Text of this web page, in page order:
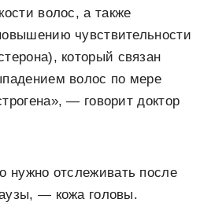
волос, а также
чувствительности
который связан
волос по мере
— говорит доктор
нужно отслеживать после
— кожа головы.